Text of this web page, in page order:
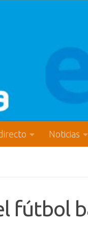
Noticias
fútbol